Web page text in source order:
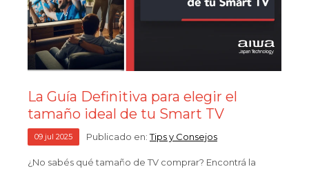
La Guía Definitiva para elegir el
tamaño ideal de tu Smart TV
09 jul 2025 Publicado en:Tips y Consejos
¿No sabés qué tamaño de TV comprar? Encontrá la